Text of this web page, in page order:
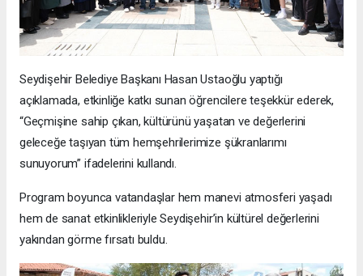
Seydişehir Belediye Başkanı Hasan Ustaoğlu yaptığı
açıklamada, etkinliğe katkı sunan öğrencilere teşekkür ederek,
“Geçmişine sahip çıkan, kültürünü yaşatan ve değerlerini
geleceğe taşıyan tüm hemşehrilerimize şükranlarımı
sunuyorum” ifadelerini kullandı.
Program boyunca vatandaşlar hem manevi atmosferi yaşadı
hem de sanat etkinlikleriyle Seydişehir’in kültürel değerlerini
yakından görme fırsatı buldu.